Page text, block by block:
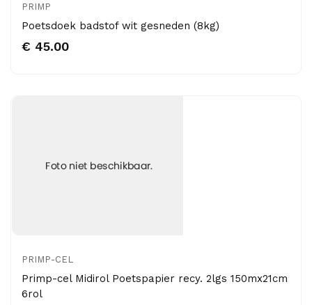
PRIMP
Poetsdoek badstof wit gesneden (8kg)
€ 45.00
PRIMP-CEL
Primp-cel Midirol Poetspapier recy. 2lgs 150mx21cm
6rol